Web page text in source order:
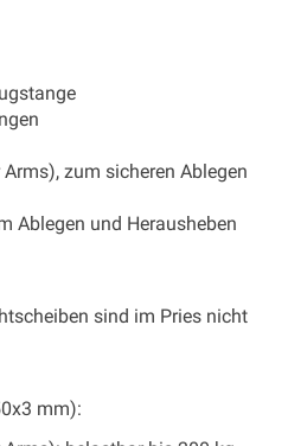
Arms), zum sicheren Ablegen
Ablegen und Herausheben
sind im Pries nicht
mm):